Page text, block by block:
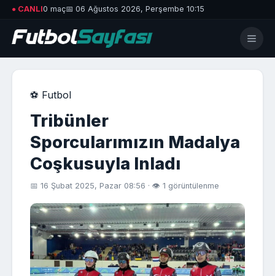
● CANLI0 maç📅 06 Ağustos 2026, Perşembe 10:15
⚽ Futbol
Tribünler
Sporcularımızın Madalya
Coşkusuyla Inladı
📅 16 Şubat 2025, Pazar 08:56 · 👁 1 görüntülenme